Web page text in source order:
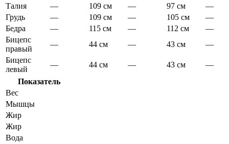
Талия
— 109 см — 97 см
—
Грудь
— 109 см — 105 см
—
Бедра
— 115 см — 112 см
—
Бицепс
правый
— 44 см — 43 см
—
Бицепс
левый
— 44 см — 43 см
—
Показатель
Вес
Мышцы
Жир
Жир
Вода